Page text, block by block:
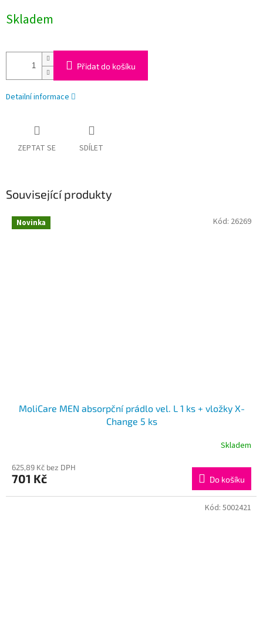
cena:
Skladem
Přidat do košíku
Detailní informace
ZEPTAT SE SDÍLET
Související produkty
Novinka
MoliCare MEN absorpční prádlo vel. L 1 ks + vložky X-
Change 5 ks
Skladem
625,89 Kč bez DPH
701 Kč Do košíku
Kód: 26269
Kód: 5002421